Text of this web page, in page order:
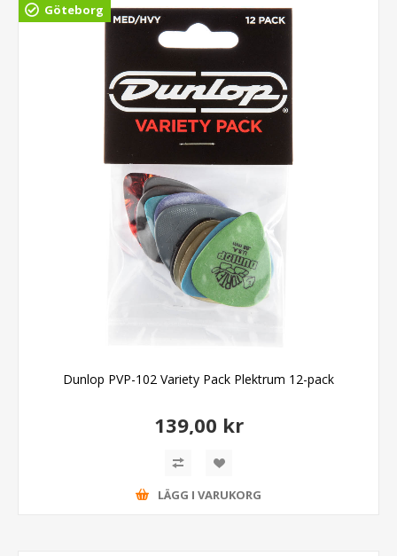
Göteborg
Dunlop PVP-102 Variety Pack Plektrum 12-pack
139,00 kr
LÄGG I VARUKORG